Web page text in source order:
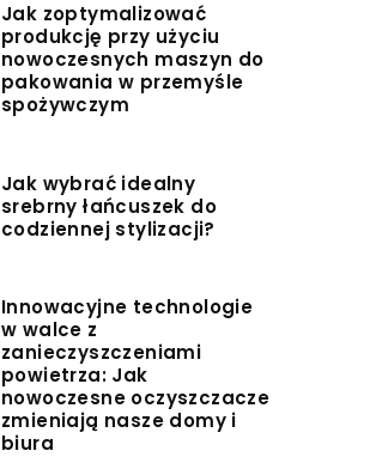
Jak zoptymalizować
produkcję przy użyciu
nowoczesnych maszyn do
pakowania w przemyśle
spożywczym
Jak wybrać idealny
srebrny łańcuszek do
codziennej stylizacji?
Innowacyjne technologie
w walce z
zanieczyszczeniami
powietrza: Jak
nowoczesne oczyszczacze
zmieniają nasze domy i
biura